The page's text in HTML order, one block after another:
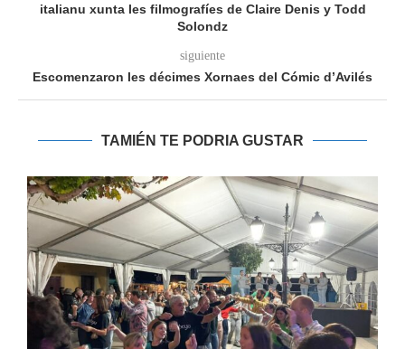
italianu xunta les filmografíes de Claire Denis y Todd
Solondz
siguiente
Escomenzaron les décimes Xornaes del Cómic d’Avilés
TAMIÉN TE PODRIA GUSTAR